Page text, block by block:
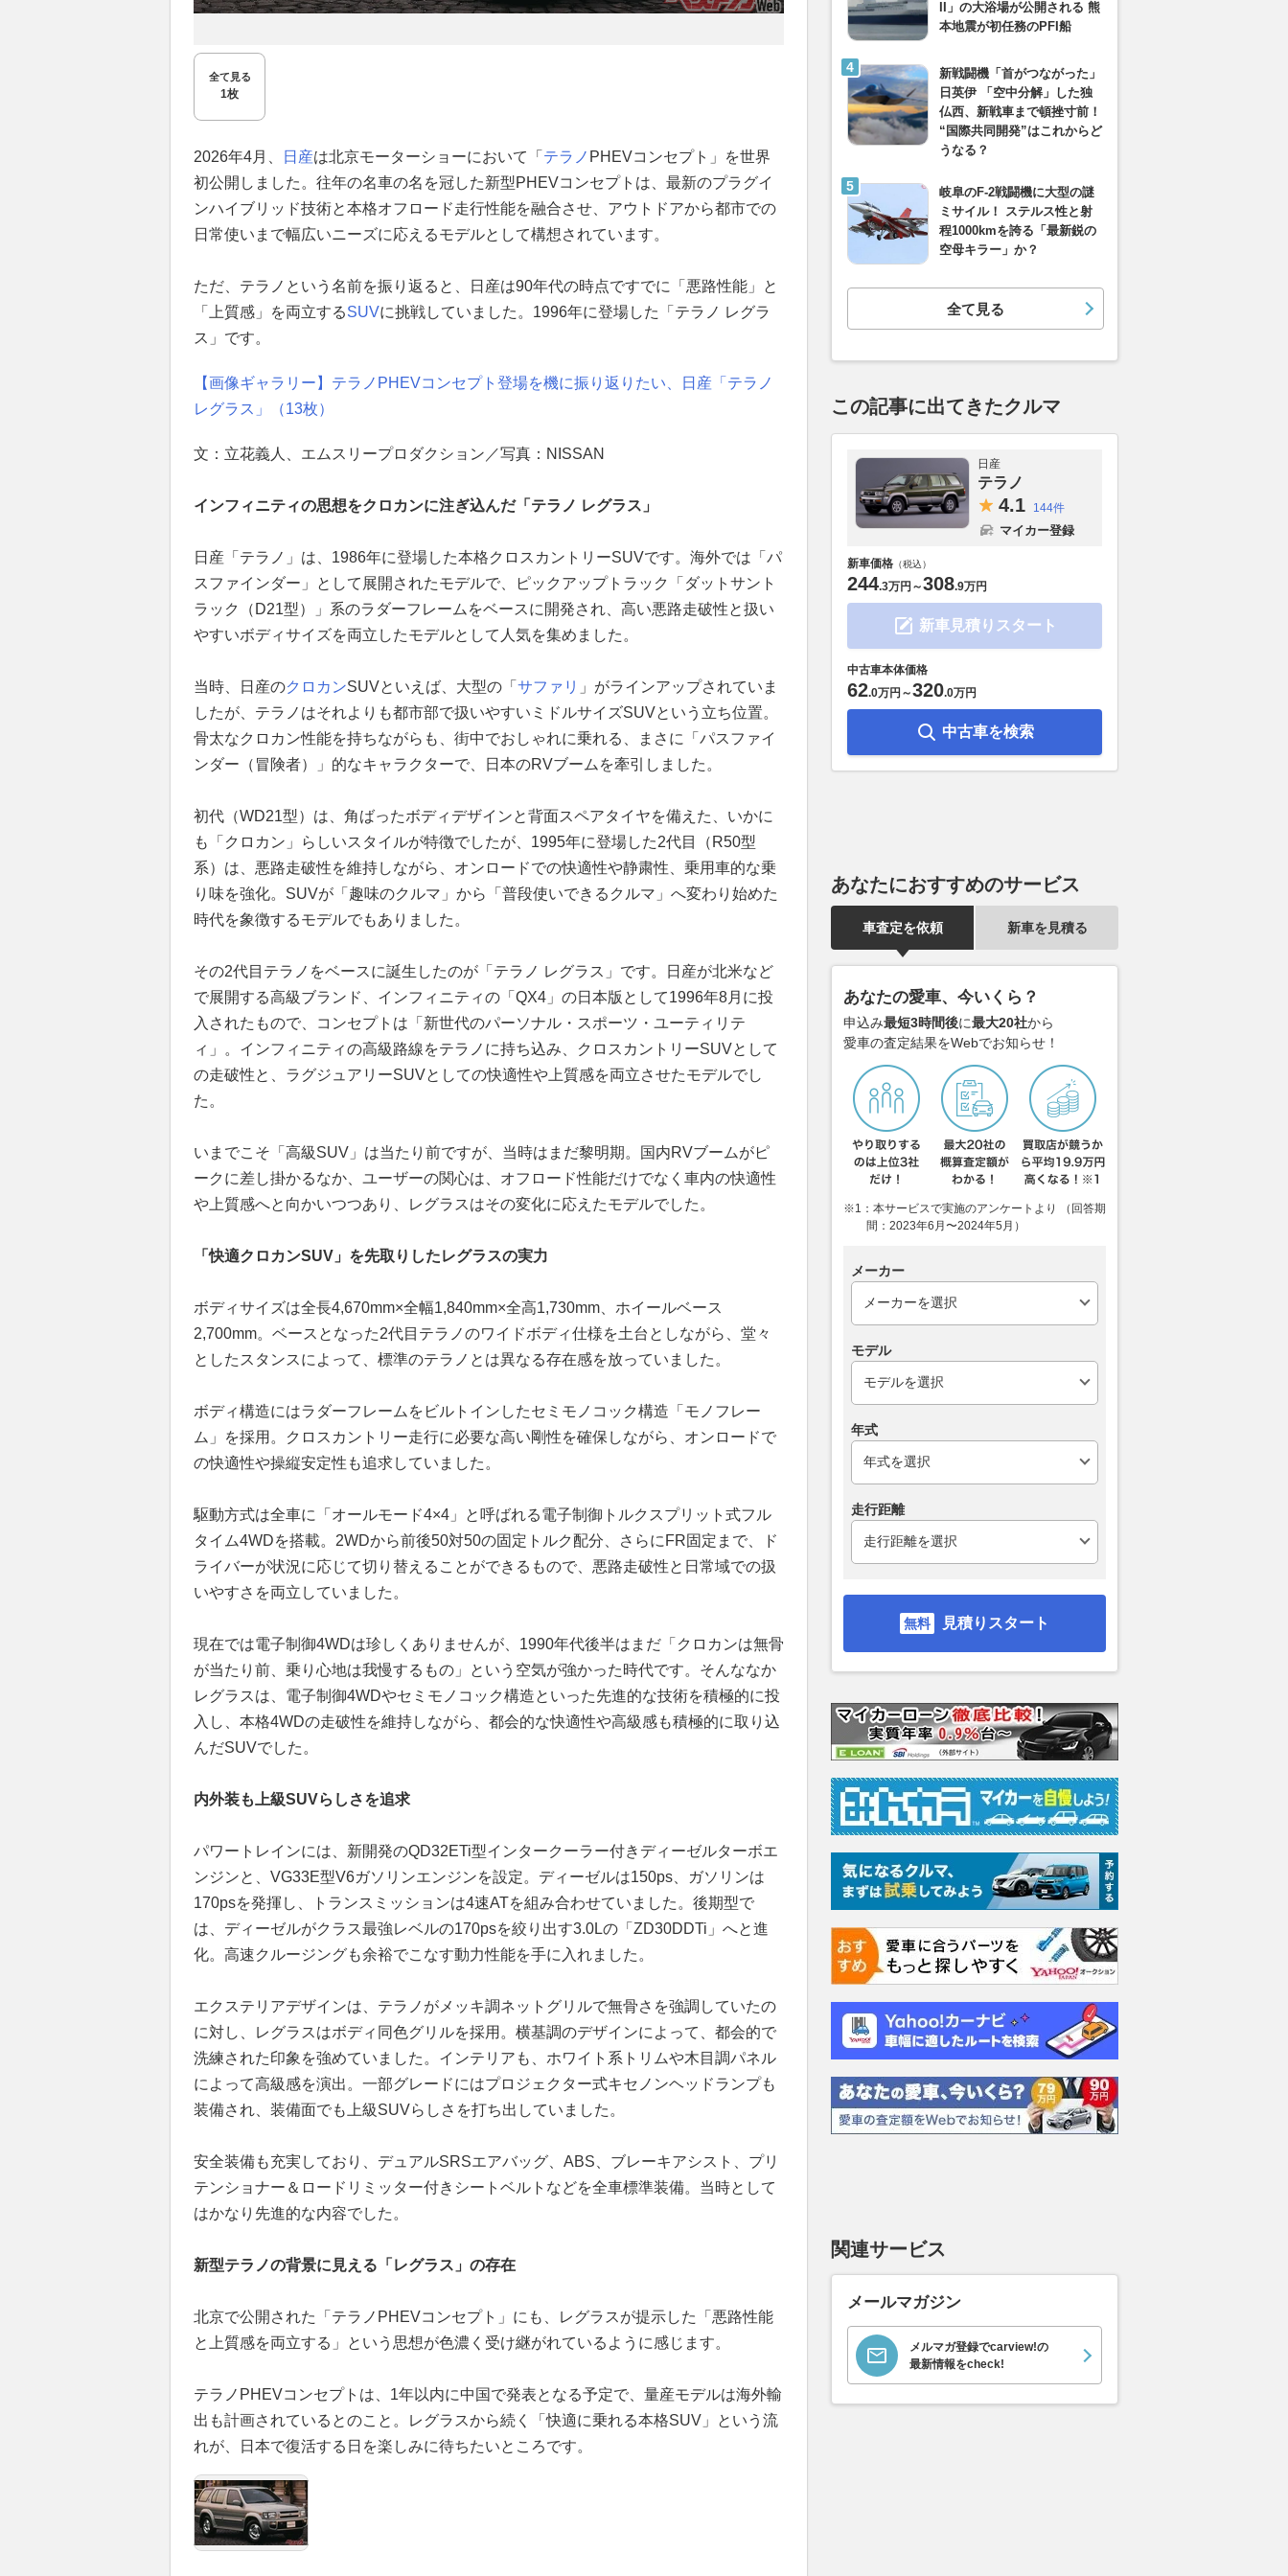
全て見る
1枚
2026年4月、 日産は北京モーターショーにおいて「 テラノ PHEVコンセプト」を世界
初公開しました。往年の名車の名を冠した新型PHEVコンセプトは、最新のプラグイ
ンハイブリッド技術と本格オフロード走行性能を融合させ、アウトドアから都市での
日常使いまで幅広いニーズに応えるモデルとして構想されています。
ただ、テラノという名前を振り返ると、日産は90年代の時点ですでに「悪路性能」と
「上質感」を両立するSUVに挑戦していました。1996年に登場した「テラノ レグラ
ス」です。
【画像ギャラリー】テラノPHEVコンセプト登場を機に振り返りたい、日産「テラノ
レグラス」（13枚）
文：立花義人、エムスリープロダクション／写真：NISSAN
インフィニティの思想をクロカンに注ぎ込んだ「テラノ レグラス」
日産「テラノ」は、1986年に登場した本格クロスカントリーSUVです。海外では「パ
スファインダー」として展開されたモデルで、ピックアップトラック「ダットサント
ラック（D21型）」系のラダーフレームをベースに開発され、高い悪路走破性と扱い
やすいボディサイズを両立したモデルとして人気を集めました。
当時、日産のクロカンSUVといえば、大型の「 サファリ 」がラインアップされていま
したが、テラノはそれよりも都市部で扱いやすいミドルサイズSUVという立ち位置。
骨太なクロカン性能を持ちながらも、街中でおしゃれに乗れる、まさに「パスファイ
ンダー（冒険者）」的なキャラクターで、日本のRVブームを牽引しました。
初代（WD21型）は、角ばったボディデザインと背面スペアタイヤを備えた、いかに
も「クロカン」らしいスタイルが特徴でしたが、1995年に登場した2代目（R50型
系）は、悪路走破性を維持しながら、オンロードでの快適性や静粛性、乗用車的な乗
り味を強化。SUVが「趣味のクルマ」から「普段使いできるクルマ」へ変わり始めた
時代を象徴するモデルでもありました。
その2代目テラノをベースに誕生したのが「テラノ レグラス」です。日産が北米など
で展開する高級ブランド、インフィニティの「QX4」の日本版として1996年8月に投
入されたもので、コンセプトは「新世代のパーソナル・スポーツ・ユーティリテ
ィ」。インフィニティの高級路線をテラノに持ち込み、クロスカントリーSUVとして
の走破性と、ラグジュアリーSUVとしての快適性や上質感を両立させたモデルでし
た。
いまでこそ「高級SUV」は当たり前ですが、当時はまだ黎明期。国内RVブームがピ
ークに差し掛かるなか、ユーザーの関心は、オフロード性能だけでなく車内の快適性
や上質感へと向かいつつあり、レグラスはその変化に応えたモデルでした。
「快適クロカンSUV」を先取りしたレグラスの実力
ボディサイズは全長4,670mm×全幅1,840mm×全高1,730mm、ホイールベース
2,700mm。ベースとなった2代目テラノのワイドボディ仕様を土台としながら、堂々
としたスタンスによって、標準のテラノとは異なる存在感を放っていました。
ボディ構造にはラダーフレームをビルトインしたセミモノコック構造「モノフレー
ム」を採用。クロスカントリー走行に必要な高い剛性を確保しながら、オンロードで
の快適性や操縦安定性も追求していました。
駆動方式は全車に「オールモード4×4」と呼ばれる電子制御トルクスプリット式フル
タイム4WDを搭載。2WDから前後50対50の固定トルク配分、さらにFR固定まで、ド
ライバーが状況に応じて切り替えることができるもので、悪路走破性と日常域での扱
いやすさを両立していました。
現在では電子制御4WDは珍しくありませんが、1990年代後半はまだ「クロカンは無骨
が当たり前、乗り心地は我慢するもの」という空気が強かった時代です。そんななか
レグラスは、電子制御4WDやセミモノコック構造といった先進的な技術を積極的に投
入し、本格4WDの走破性を維持しながら、都会的な快適性や高級感も積極的に取り込
んだSUVでした。
内外装も上級SUVらしさを追求
パワートレインには、新開発のQD32ETi型インタークーラー付きディーゼルターボエ
ンジンと、VG33E型V6ガソリンエンジンを設定。ディーゼルは150ps、ガソリンは
170psを発揮し、トランスミッションは4速ATを組み合わせていました。後期型で
は、ディーゼルがクラス最強レベルの170psを絞り出す3.0Lの「ZD30DDTi」へと進
化。高速クルージングも余裕でこなす動力性能を手に入れました。
エクステリアデザインは、テラノがメッキ調ネットグリルで無骨さを強調していたの
に対し、レグラスはボディ同色グリルを採用。横基調のデザインによって、都会的で
洗練された印象を強めていました。インテリアも、ホワイト系トリムや木目調パネル
によって高級感を演出。一部グレードにはプロジェクター式キセノンヘッドランプも
装備され、装備面でも上級SUVらしさを打ち出していました。
安全装備も充実しており、デュアルSRSエアバッグ、ABS、ブレーキアシスト、プリ
テンショナー＆ロードリミッター付きシートベルトなどを全車標準装備。当時として
はかなり先進的な内容でした。
新型テラノの背景に見える「レグラス」の存在
北京で公開された「テラノPHEVコンセプト」にも、レグラスが提示した「悪路性能
と上質感を両立する」という思想が色濃く受け継がれているように感じます。
テラノPHEVコンセプトは、1年以内に中国で発表となる予定で、量産モデルは海外輸
出も計画されているとのこと。レグラスから続く「快適に乗れる本格SUV」という流
れが、日本で復活する日を楽しみに待ちたいところです。
II」の大浴場が公開される 熊
本地震が初任務のPFI船
新戦闘機「首がつながった」
日英伊 「空中分解」した独
仏西、新戦車まで頓挫寸前！
“国際共同開発”はこれからど
うなる？
岐阜のF-2戦闘機に大型の謎
ミサイル！ ステルス性と射
程1000kmを誇る「最新鋭の
空母キラー」か？
全て見る
この記事に出てきたクルマ
日産
テラノ
4.1 144件
マイカー登録
新車価格 （税込）
244.3万円 ～308.9万円
新車見積りスタート
中古車本体価格
62.0万円 ～320.0万円
中古車を検索
あなたにおすすめのサービス
車査定を依頼 新車を見積る
あなたの愛車、今いくら？
申込み最短3時間後に最大20社から
愛車の査定結果をWebでお知らせ！
※1：本サービスで実施のアンケートより （回答期
間：2023年6月〜2024年5月）
メーカー
モデル
年式
走行距離
見積りスタート
関連サービス
メールマガジン
メルマガ登録でcarview!の
最新情報をcheck!